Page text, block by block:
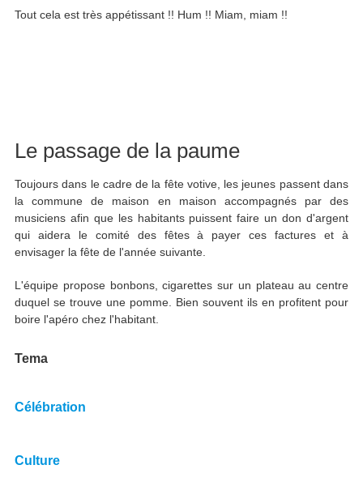
Tout cela est très appétissant !! Hum !! Miam, miam !!
Le passage de la paume
Toujours dans le cadre de la fête votive, les jeunes passent dans
la commune de maison en maison accompagnés par des
musiciens afin que les habitants puissent faire un don d'argent
qui aidera le comité des fêtes à payer ces factures et à
envisager la fête de l'année suivante.
L'équipe propose bonbons, cigarettes sur un plateau au centre
duquel se trouve une pomme. Bien souvent ils en profitent pour
boire l'apéro chez l'habitant.
Tema
Célébration
Culture